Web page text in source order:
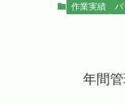
作業実績
年間管